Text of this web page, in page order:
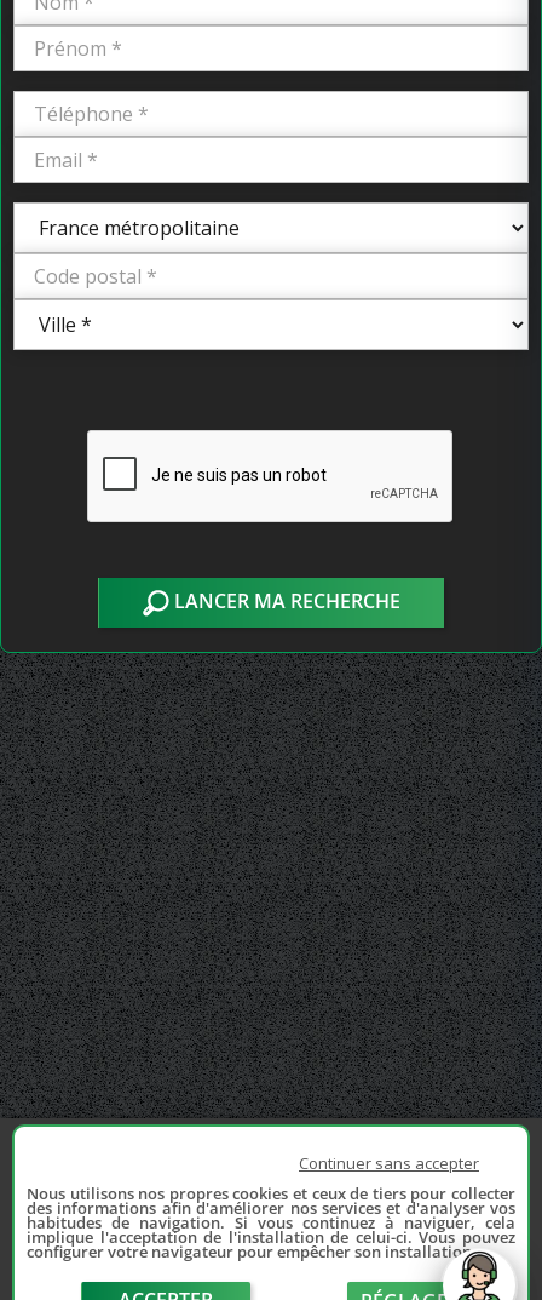
LANCER MA RECHERCHE
Continuer sans accepter
Nous utilisons nos propres cookies et ceux de tiers pour collecter
des informations afin d'améliorer nos services et d'analyser vos
habitudes de navigation. Si vous continuez à naviguer, cela
implique l'acceptation de l'installation de celui-ci. Vous pouvez
configurer votre navigateur pour empêcher son installation.